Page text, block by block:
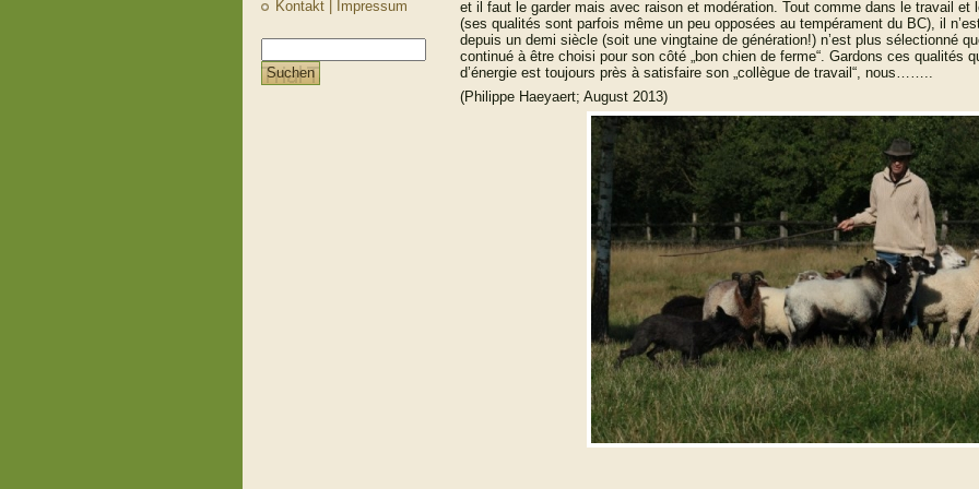
Kontakt | Impressum
et il faut le garder mais avec raison et modération. Tout comme dans le travail et
(ses qualités sont parfois même un peu opposées au tempérament du BC), il
depuis un demi siècle (soit une vingtaine de génération!) n’est plus sélectionné
continué à être choisi pour son côté „bon chien de ferme“. Gardons ces qualités
d’énergie est toujours près à satisfaire son „collègue de travail“, nous……..
(Philippe Haeyaert; August 2013)